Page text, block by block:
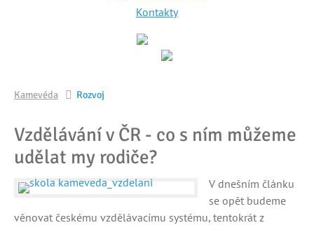
Kontakty
Kamevéda Rozvoj
Vzdělávání v ČR - co s ním můžeme
udělat my rodiče?
V dnešním článku
se opět budeme
věnovat českému vzdělávacímu systému, tentokrát z